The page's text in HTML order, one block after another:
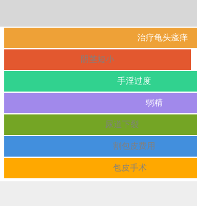
治疗龟头瘙痒
阴茎短小
手淫过度
弱精
尿道下裂
割包皮费用
包皮手术